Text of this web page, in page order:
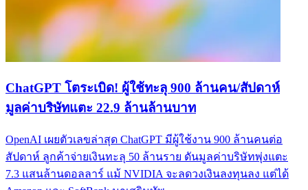
ChatGPT โตระเบิด! ผู้ใช้ทะลุ 900 ล้านคน/สัปดาห์
มูลค่าบริษัทแตะ 22.9 ล้านล้านบาท
OpenAI เผยตัวเลขล่าสุด ChatGPT มีผู้ใช้งาน 900 ล้านคนต่อ
สัปดาห์ ลูกค้าจ่ายเงินทะลุ 50 ล้านราย ดันมูลค่าบริษัทพุ่งแตะ
7.3 แสนล้านดอลลาร์ แม้ NVIDIA จะลดวงเงินลงทุนลง แต่ได้